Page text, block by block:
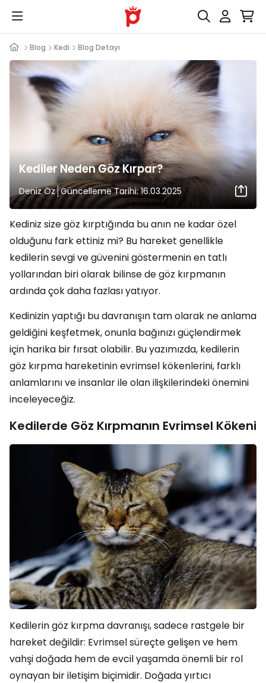
Blog Kedi Blog Detayı
Kediler Neden Göz Kırpar?
Deniz Öz Güncelleme Tarihi: 16.03.2025
Kediniz size göz kırptığında bu anın ne kadar özel
olduğunu fark ettiniz mi? Bu hareket genellikle
kedilerin sevgi ve güvenini göstermenin en tatlı
yollarından biri olarak bilinse de göz kırpmanın
ardında çok daha fazlası yatıyor.
Kedinizin yaptığı bu davranışın tam olarak ne anlama
geldiğini keşfetmek, onunla bağınızı güçlendirmek
için harika bir fırsat olabilir. Bu yazımızda, kedilerin
göz kırpma hareketinin evrimsel kökenlerini, farklı
anlamlarını ve insanlar ile olan ilişkilerindeki önemini
inceleyeceğiz.
Kedilerde Göz Kırpmanın Evrimsel Kökeni
Kedilerin göz kırpma davranışı, sadece rastgele bir
hareket değildir: Evrimsel süreçte gelişen ve hem
vahşi doğada hem de evcil yaşamda önemli bir rol
oynayan bir iletişim biçimidir. Doğada yırtıcı